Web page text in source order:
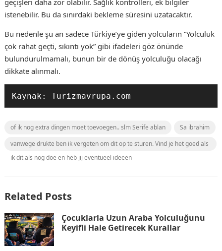
geçişleri daha zor olabilir. Sağlık kontrolleri, ek bilgiler
istenebilir. Bu da sınırdaki bekleme süresini uzatacaktır.
Bu nedenle şu an sadece Türkiye’ye giden yolcuların “Yolculuk
çok rahat geçti, sıkıntı yok” gibi ifadeleri göz önünde
bulundurulmamalı, bunun bir de dönüş yolculuğu olacağı
dikkate alınmalı.
Kaynak: Turizmavrupa.com
of ik nog extra dingen moet toevoegen.. slm Serife ablan
Sa ibrahim
vanwege drukte ben ik vergeten om dit op te sturen. Vind je het goed als
ik dit als nog doe en heb jij eventueel ideeen
Related Posts
Çocuklarla Uzun Araba Yolculuğunu
Keyifli Hale Getirecek Kurallar